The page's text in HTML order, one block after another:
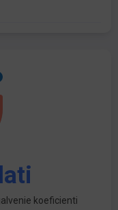
koeficienti